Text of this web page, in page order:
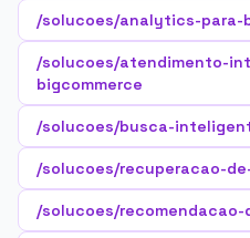
/solucoes/analytics-para-
/solucoes/atendimento-
bigcommerce
/solucoes/busca-
/solucoes/recuperacao-
/solucoes/